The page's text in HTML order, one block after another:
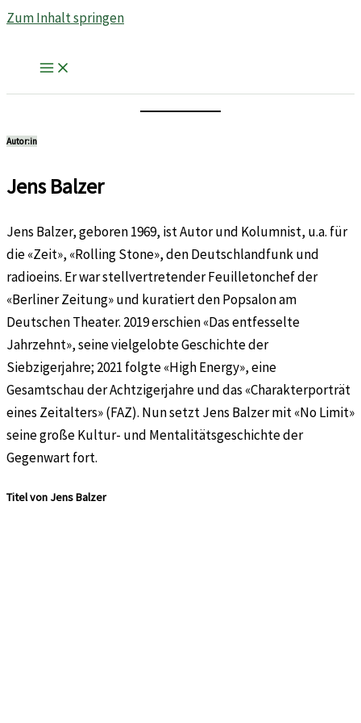
Zum Inhalt springen
Autor:in
Jens Balzer
Jens Balzer, geboren 1969, ist Autor und Kolumnist, u.a. für
die «Zeit», «Rolling Stone», den Deutschlandfunk und
radioeins. Er war stellvertretender Feuilletonchef der
«Berliner Zeitung» und kuratiert den Popsalon am
Deutschen Theater. 2019 erschien «Das entfesselte
Jahrzehnt», seine vielgelobte Geschichte der
Siebzigerjahre; 2021 folgte «High Energy», eine
Gesamtschau der Achtzigerjahre und das «Charakterporträt
eines Zeitalters» (FAZ). Nun setzt Jens Balzer mit «No Limit»
seine große Kultur- und Mentalitätsgeschichte der
Gegenwart fort.
Titel von Jens Balzer